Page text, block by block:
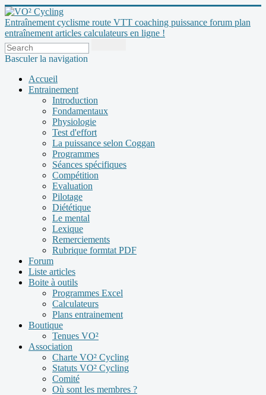
Entraînement cyclisme route VTT coaching puissance forum plan
entraînement articles calculateurs en ligne !
Basculer la navigation
Accueil
Entrainement
Introduction
Fondamentaux
Physiologie
Test d'effort
La puissance selon Coggan
Programmes
Séances spécifiques
Compétition
Evaluation
Pilotage
Diététique
Le mental
Lexique
Remerciements
Rubrique formtat PDF
Forum
Liste articles
Boite à outils
Programmes Excel
Calculateurs
Plans entrainement
Boutique
Tenues VO²
Association
Charte VO² Cycling
Statuts VO² Cycling
Comité
Où sont les membres ?